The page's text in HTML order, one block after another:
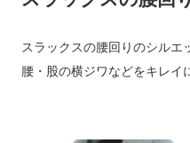
スラックスの腰回りのシルエ
腰・股の横ジワなどをキレイ